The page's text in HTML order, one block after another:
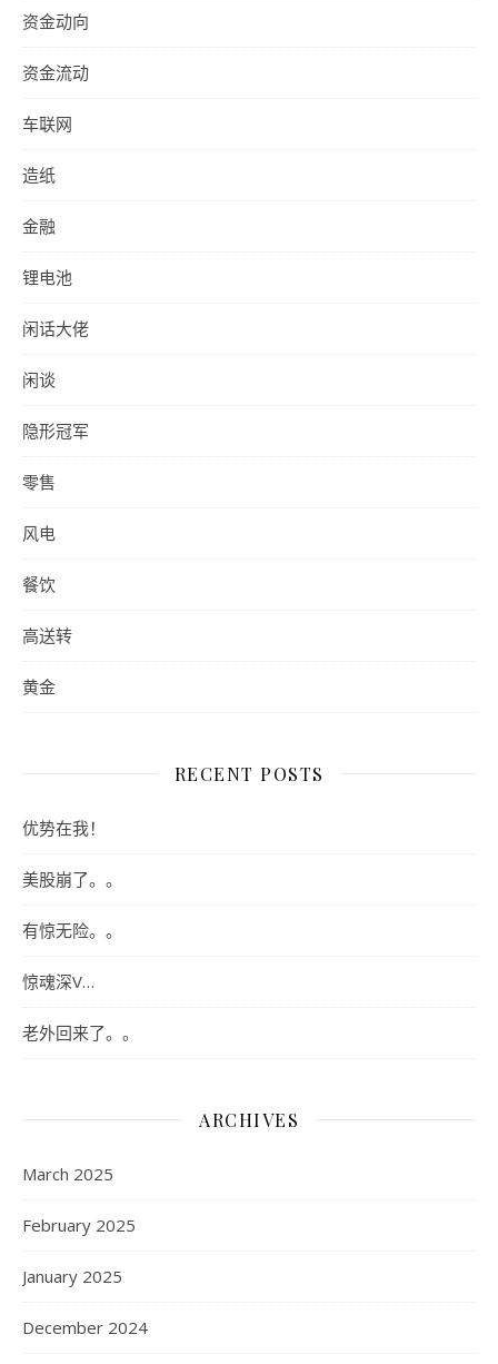
资金动向
资金流动
车联网
造纸
金融
锂电池
闲话大佬
闲谈
隐形冠军
零售
风电
餐饮
高送转
黄金
RECENT POSTS
优势在我！
美股崩了。。
有惊无险。。
惊魂深V…
老外回来了。。
ARCHIVES
March 2025
February 2025
January 2025
December 2024